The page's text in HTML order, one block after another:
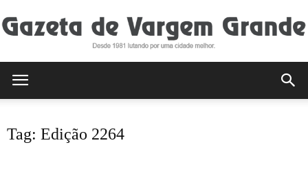
Tag: Edição 2264